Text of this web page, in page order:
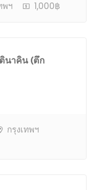
พฯ 1,000฿
นาคิน (ตึก
กรุงเทพฯ